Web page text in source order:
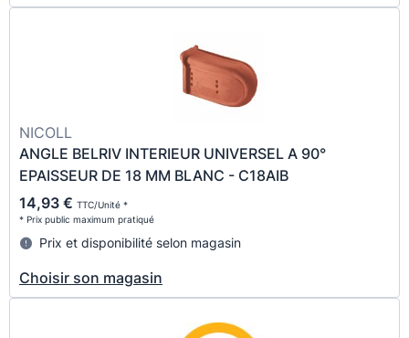
NICOLL
ANGLE BELRIV INTERIEUR UNIVERSEL A 90°
EPAISSEUR DE 18 MM BLANC - C18AIB
14,93 € TTC/Unité *
* Prix public maximum pratiqué
Prix et disponibilité selon magasin
Choisir son magasin